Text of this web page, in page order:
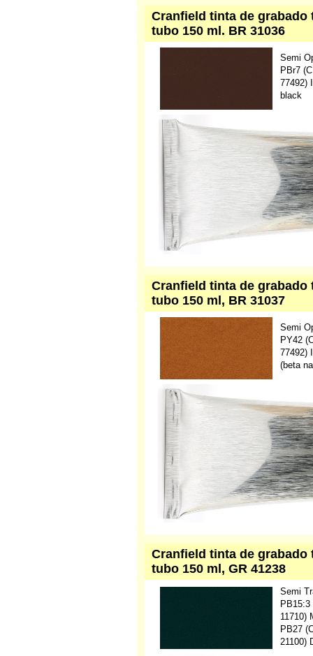
Cranfield tinta de grabado
tubo 150 ml. BR 31036
Semi
PBr7
77492)
black
Cranfield tinta de grabado
tubo 150 ml, BR 31037
Semi
PY42
77492)
(beta
Cranfield tinta de grabado
tubo 150 ml, GR 41238
Semi
11710)
PB27
21100)